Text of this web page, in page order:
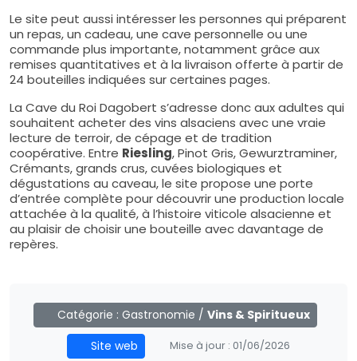
Le site peut aussi intéresser les personnes qui préparent
un repas, un cadeau, une cave personnelle ou une
commande plus importante, notamment grâce aux
remises quantitatives et à la livraison offerte à partir de
24 bouteilles indiquées sur certaines pages.
La Cave du Roi Dagobert s’adresse donc aux adultes qui
souhaitent acheter des vins alsaciens avec une vraie
lecture de terroir, de cépage et de tradition
coopérative. Entre Riesling, Pinot Gris, Gewurztraminer,
Crémants, grands crus, cuvées biologiques et
dégustations au caveau, le site propose une porte
d’entrée complète pour découvrir une production locale
attachée à la qualité, à l’histoire viticole alsacienne et
au plaisir de choisir une bouteille avec davantage de
repères.
Catégorie :Gastronomie /Vins & Spiritueux
Site web
Mise à jour : 01/06/2026